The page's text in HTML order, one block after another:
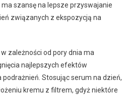
szansę na lepsze przyswajanie
związanych z ekspozycją na
zależności od pory dnia ma
najlepszych efektów
Stosując serum na dzień,
kremu z filtrem, gdyż niektóre